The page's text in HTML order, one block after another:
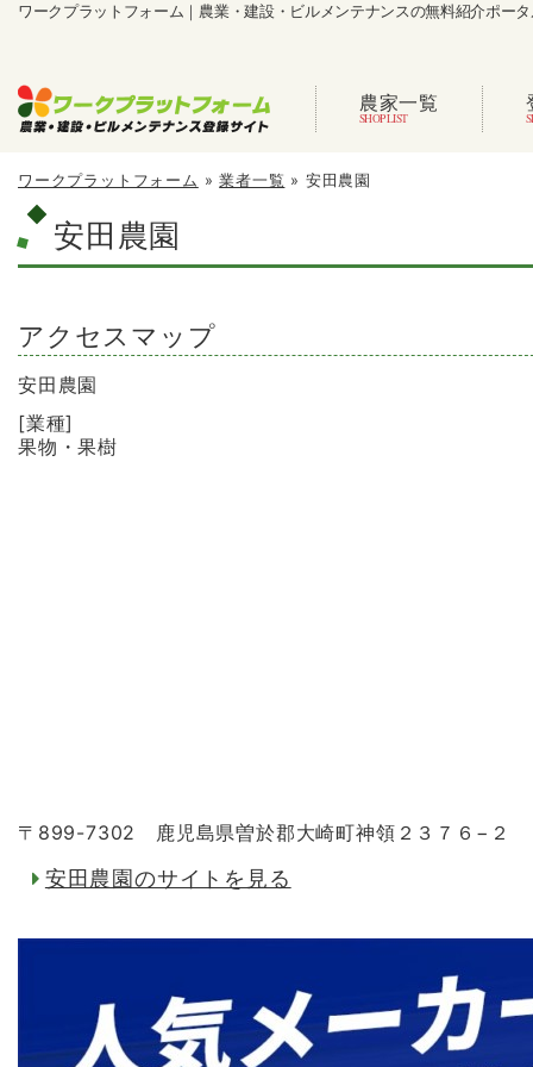
ワークプラットフォーム｜農業・建設・ビルメンテナンスの無料紹介ポー
農家一覧
ワークプラットフォーム »業者一覧 » 安田農園
安田農園
アクセスマップ
安田農園
[業種]
果物・果樹
〒899-7302 鹿児島県曽於郡大崎町神領２３７６−２
安田農園のサイトを見る